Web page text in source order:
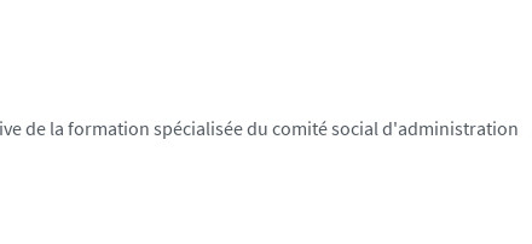
de la formation spécialisée du comité social d'administration